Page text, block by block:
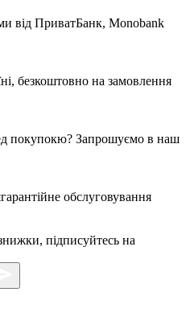
від ПриватБанк, Monobank
безкоштовно на замовлення
покупокю? Запрошуємо в наш
обслуговування
підписуйтесь на